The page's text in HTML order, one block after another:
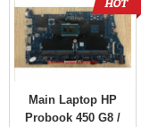
Main Laptop HP
Probook 450 G8 /